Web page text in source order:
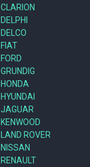
CLARION
DELPHI
DELCO
FIAT
FORD
GRUNDIG
HONDA
HYUNDAI
JAGUAR
KENWOOD
LAND ROVER
NISSAN
RENAULT